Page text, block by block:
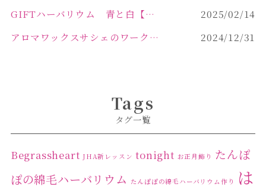
GIFTハーバリウム 青と白【佐久市 ハーバリウム ギフト】
2025/02/14
アロマワックスサシェのワークショップinPOLA中込原店ご報告【佐久市 キャンドル サシェ】
2024/12/31
Tags
タグ一覧
Begrassheart JHA新レッスン tonight お正月飾り たんぽ
ぽの綿毛ハーバリウム たんぽぽの綿毛ハーバリウム作り
は